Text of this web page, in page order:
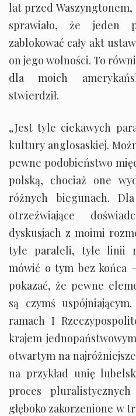
lat przed
sprawiało, że jeden
zablokować cały akt
on jego wolności. To
dla moich
stwierdził.
„Jest tyle ciekawych
kultury anglosaskiej.
pewne podobieństwo
polską, chociaż one
różnych biegunach.
otrzeźwiające
dyskusjach z moimi
tyle paraleli, tyle linii
mówić o tym bez końca
pokazać, że pewne
są czymś
ramach I
krajem
otwartym na
na przykład unię
proces
głęboko zakorzenione w